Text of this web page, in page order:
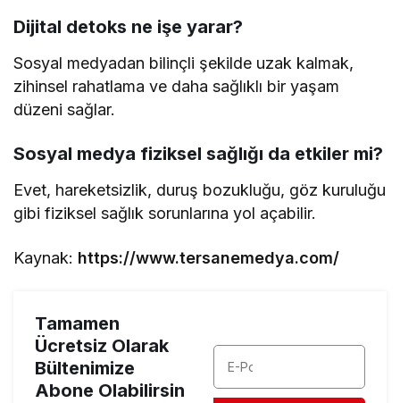
Dijital detoks ne işe yarar?
Sosyal medyadan bilinçli şekilde uzak kalmak,
zihinsel rahatlama ve daha sağlıklı bir yaşam
düzeni sağlar.
Sosyal medya fiziksel sağlığı da etkiler mi?
Evet, hareketsizlik, duruş bozukluğu, göz kuruluğu
gibi fiziksel sağlık sorunlarına yol açabilir.
Kaynak: https://www.tersanemedya.com/
Tamamen
Ücretsiz Olarak
Bültenimize
Abone Olabilirsin